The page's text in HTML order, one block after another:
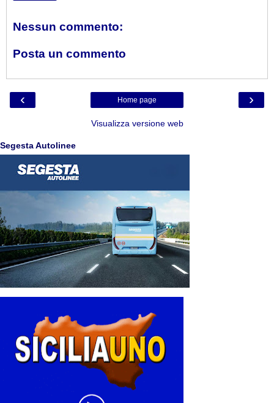
Nessun commento:
Posta un commento
‹ ›
Home page
Visualizza versione web
Segesta Autolinee